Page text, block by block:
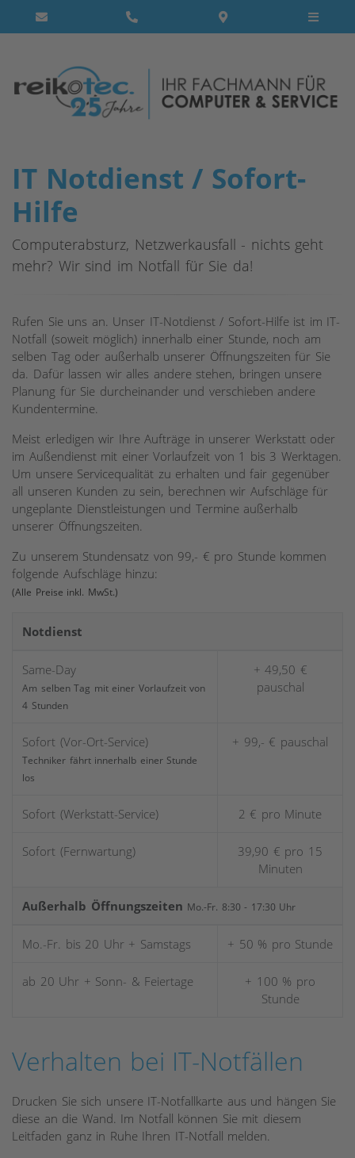
IT Notdienst / Sofort-
Hilfe
Computerabsturz, Netzwerkausfall - nichts geht
mehr? Wir sind im Notfall für Sie da!
Rufen Sie uns an. Unser IT-Notdienst / Sofort-Hilfe ist im IT-
Notfall (soweit möglich) innerhalb einer Stunde, noch am
selben Tag oder außerhalb unserer Öffnungszeiten für Sie
da. Dafür lassen wir alles andere stehen, bringen unsere
Planung für Sie durcheinander und verschieben andere
Kundentermine.
Meist erledigen wir Ihre Aufträge in unserer Werkstatt oder
im Außendienst mit einer Vorlaufzeit von 1 bis 3 Werktagen.
Um unsere Servicequalität zu erhalten und fair gegenüber
all unseren Kunden zu sein, berechnen wir Aufschläge für
ungeplante Dienstleistungen und Termine außerhalb
unserer Öffnungszeiten.
Zu unserem Stundensatz von 99,- € pro Stunde kommen
folgende Aufschläge hinzu:
(Alle Preise inkl. MwSt.)
Notdienst
Same-Day
Am selben Tag mit einer Vorlaufzeit von
4 Stunden
+ 49,50 €
pauschal
Sofort (Vor-Ort-Service)
Techniker fährt innerhalb einer Stunde
los
+ 99,- € pauschal
Sofort (Werkstatt-Service) 2 € pro Minute
Sofort (Fernwartung)
39,90 € pro 15
Minuten
Außerhalb Öffnungszeiten Mo.-Fr. 8:30 - 17:30 Uhr
Mo.-Fr. bis 20 Uhr + Samstags + 50 % pro Stunde
ab 20 Uhr + Sonn- & Feiertage
+ 100 % pro
Stunde
Verhalten bei IT-Notfällen
Drucken Sie sich unsere IT-Notfallkarte aus und hängen Sie
diese an die Wand. Im Notfall können Sie mit diesem
Leitfaden ganz in Ruhe Ihren IT-Notfall melden.